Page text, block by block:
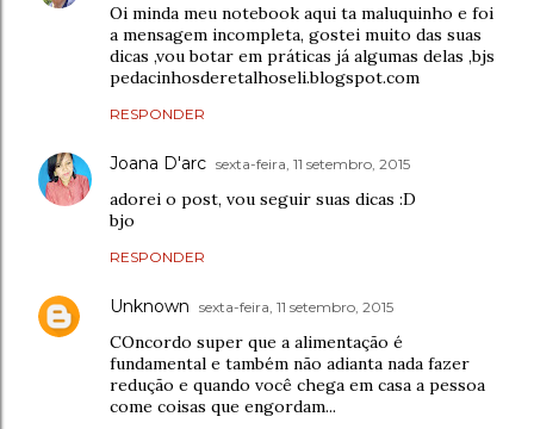
Oi minda meu notebook aqui ta maluquinho e foi
a mensagem incompleta, gostei muito das suas
dicas ,vou botar em práticas já algumas delas ,bjs
pedacinhosderetalhoseli.blogspot.com
RESPONDER
Joana D'arc sexta-feira, 11 setembro, 2015
adorei o post, vou seguir suas dicas :D
bjo
RESPONDER
Unknown sexta-feira, 11 setembro, 2015
COncordo super que a alimentação é
fundamental e também não adianta nada fazer
redução e quando você chega em casa a pessoa
come coisas que engordam...